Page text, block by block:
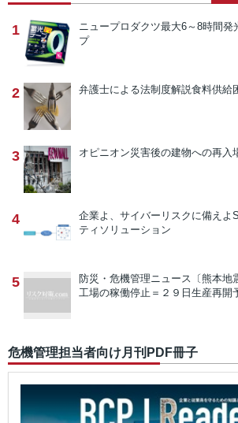
1 ニュープロダクツ最大6～8時間発
プ
2 弁護士による法制度解説食料供給
3 オピニオン災害後の建物への再入
4 企業よ、サイバーリスクに備えよ
ティソリューション
5 防災・危機管理ニュース 〔熊本
工場の稼働停止＝２９日生産再開
危機管理担当者向け月刊PDF冊子